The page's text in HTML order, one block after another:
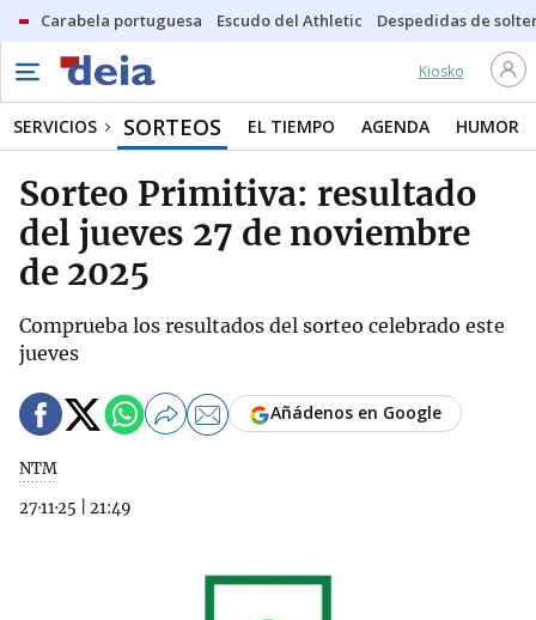
Carabela portuguesa Escudo del Athletic Despedidas de
Kiosko
SERVICIOS SORTEOS EL TIEMPO AGENDA HUMOR
Sorteo Primitiva: resultado
del jueves 27 de noviembre
de 2025
Comprueba los resultados del sorteo celebrado este
jueves
NTM
27·11·25
21:49
Añádenos en Google